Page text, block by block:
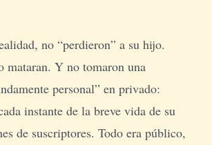
no “perdieron” a su hijo.
mataran. Y no tomaron una
personal” en privado:
instante de la breve vida de su
de suscriptores. Todo era público,